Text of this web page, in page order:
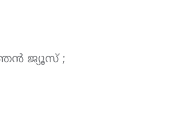
ജ്യൂസ് ;